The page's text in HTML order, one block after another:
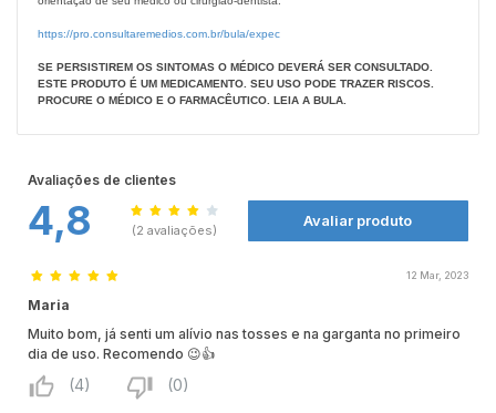
https://pro.consultaremedios.com.br/bula/expec
SE PERSISTIREM OS SINTOMAS O MÉDICO DEVERÁ SER CONSULTADO.
ESTE PRODUTO É UM MEDICAMENTO. SEU USO PODE TRAZER RISCOS.
PROCURE O MÉDICO E O FARMACÊUTICO. LEIA A BULA.
Avaliações de clientes
4,8 (2 avaliações)
Avaliar produto
12 Mar, 2023
Maria
Muito bom, já senti um alívio nas tosses e na garganta no primeiro
dia de uso. Recomendo 😉👍
(4) (0)